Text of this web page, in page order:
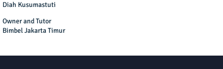
Diah Kusumastuti
Owner and Tutor
Bimbel Jakarta Timur